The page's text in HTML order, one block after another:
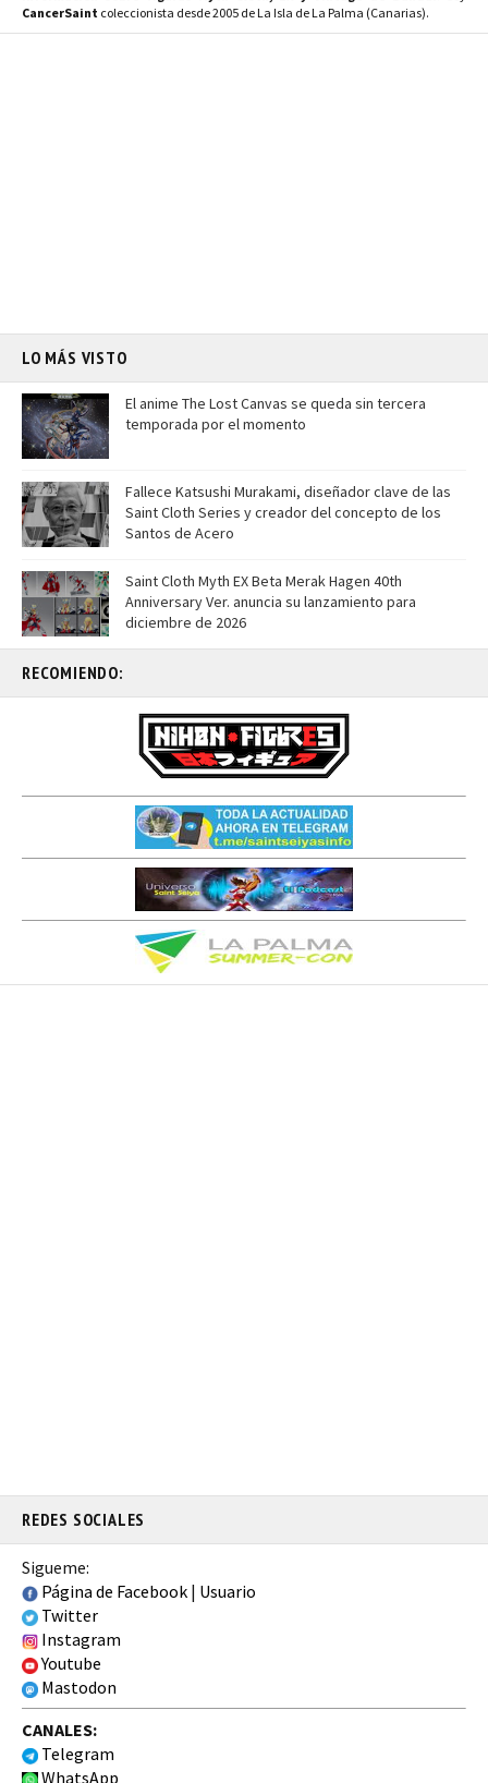
CancerSaint coleccionista desde 2005 de La Isla de La Palma (Canarias).
LO MÁS VISTO
El anime The Lost Canvas se queda sin tercera
temporada por el momento
Fallece Katsushi Murakami, diseñador clave de las
Saint Cloth Series y creador del concepto de los
Santos de Acero
Saint Cloth Myth EX Beta Merak Hagen 40th
Anniversary Ver. anuncia su lanzamiento para
diciembre de 2026
RECOMIENDO:
REDES SOCIALES
Sigueme:
Página de Facebook | Usuario
Twitter
Instagram
Youtube
Mastodon
CANALES:
Telegram
WhatsApp